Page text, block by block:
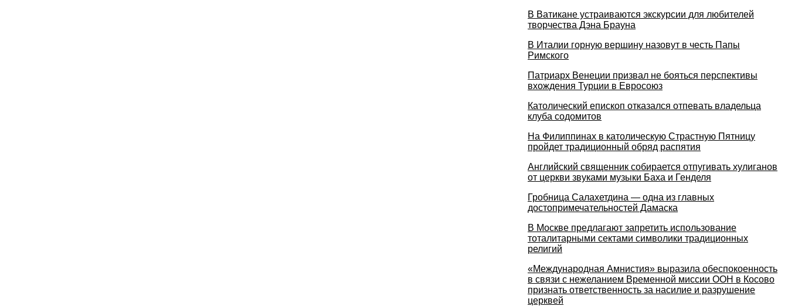
В Ватикане устраиваются экскурсии для любителей
творчества Дэна Брауна
В Италии горную вершину назовут в честь Папы
Римского
Патриарх Венеции призвал не бояться перспективы
вхождения Турции в Евросоюз
Католический епископ отказался отпевать владельца
клуба содомитов
На Филиппинах в католическую Страстную Пятницу
пройдет традиционный обряд распятия
Английский священник собирается отпугивать хулиганов
от церкви звуками музыки Баха и Генделя
Гробница Салахетдина — одна из главных
достопримечательностей Дамаска
В Москве предлагают запретить использование
тоталитарными сектами символики традиционных
религий
«Международная Амнистия» выразила обеспокоенность
в связи с нежеланием Временной миссии ООН в Косово
признать ответственность за насилие и разрушение
церквей